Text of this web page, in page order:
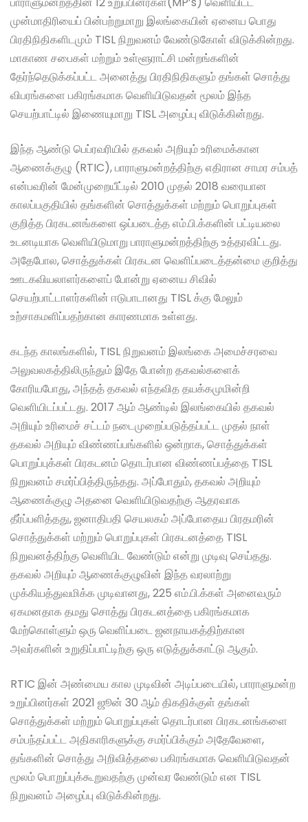
முன்மாதிரியைப் பின்பற்றுமாறு இலங்கையின் ஏனைய பொது
பிரதிநிதிகளிடமும் TISL நிறுவனம் வேண்டுகோள் விடுக்கின்றது.
மாகாண சபைகள் மற்றும் உள்ளூராட்சி மன்றங்களின்
தேர்ந்தெடுக்கப்பட்ட அனைத்து பிரதிநிதிகளும் தங்கள் சொத்து
விபரங்களை பகிரங்கமாக வெளியிடுவதன் மூலம் இந்த
செயற்பாட்டில் இணையுமாறு TISL அழைப்பு விடுக்கின்றது.
இந்த ஆண்டு பெப்ரவரியில் தகவல் அறியும் உரிமைக்கான
ஆணைக்குழு (RTIC), பாராளுமன்றத்திற்கு எதிரான சாமர சம்பத்
என்பவரின் மேன்முறையீட்டில் 2010 முதல் 2018 வரையான
காலப்பகுதியில் தங்களின் சொத்துக்கள் மற்றும் பொறுப்புகள்
குறித்த பிரகடனங்களை ஒப்படைத்த எம்.பி.க்களின் பட்டியலை
உடனடியாக வெளியிடுமாறு பாராளுமன்றத்திற்கு உத்தரவிட்டது.
அதேபோல, சொத்துக்கள் பிரகடன வெளிப்படைத்தன்மை குறித்து
ஊடகவியலாளர்களைப் போன்று ஏனைய சிவில்
செயற்பாட்டாளர்களின் ஈடுபாடானது TISL க்கு மேலும்
உற்சாகமளிப்பதற்கான காரணமாக உள்ளது.
கடந்த காலங்களில், TISL நிறுவனம் இலங்கை அமைச்சரவை
அலுவலகத்திலிருந்தும் இதே போன்ற தகவல்களைக்
கோரியபோது, அந்தத் தகவல் எந்தவித தயக்கமுமின்றி
வெளியிடப்பட்டது. 2017 ஆம் ஆண்டில் இலங்கையில் தகவல்
அறியும் உரிமைச் சட்டம் நடைமுறைப்படுத்தப்பட்ட முதல் நாள்
தகவல் அறியும் விண்ணப்பங்களில் ஒன்றாக, சொத்துக்கள்
பொறுப்புக்கள் பிரகடனம் தொடர்பான விண்ணப்பத்தை TISL
நிறுவனம் சமர்ப்பித்திருந்தது. அப்போதும், தகவல் அறியும்
ஆணைக்குழு அதனை வெளியிடுவதற்கு ஆதரவாக
தீர்ப்பளித்தது, ஜனாதிபதி செயலகம் அப்போதைய பிரதமரின்
சொத்துக்கள் மற்றும் பொறுப்புகள் பிரகடனத்தை TISL
நிறுவனத்திற்கு வெளியிட வேண்டும் என்று முடிவு செய்தது.
தகவல் அறியும் ஆணைக்குழுவின் இந்த வரலாற்று
முக்கியத்துவமிக்க முடிவானது, 225 எம்.பி.க்கள் அனைவரும்
ஏகமனதாக தமது சொத்து பிரகடனத்தை பகிரங்கமாக
மேற்கொள்ளும் ஒரு வெளிப்படை ஜனநாயகத்திற்கான
அவர்களின் உறுதிப்பாட்டிற்கு ஒரு எடுத்துக்காட்டு ஆகும்.
RTIC இன் அண்மைய கால முடிவின் அடிப்படையில், பாராளுமன்ற
உறுப்பினர்கள் 2021 ஜூன் 30 ஆம் திகதிக்குள் தங்கள்
சொத்துக்கள் மற்றும் பொறுப்புகள் தொடர்பான பிரகடனங்களை
சம்பந்தப்பட்ட அதிகாரிகளுக்கு சமர்ப்பிக்கும் அதேவேளை,
தங்களின் சொத்து அறிவித்தலை பகிரங்கமாக வெளியிடுவதன்
மூலம் பொறுப்புக்கூறுவதற்கு முன்வர வேண்டும் என TISL
நிறுவனம் அழைப்பு விடுக்கின்றது.